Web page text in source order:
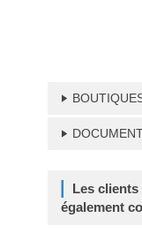
Les
également